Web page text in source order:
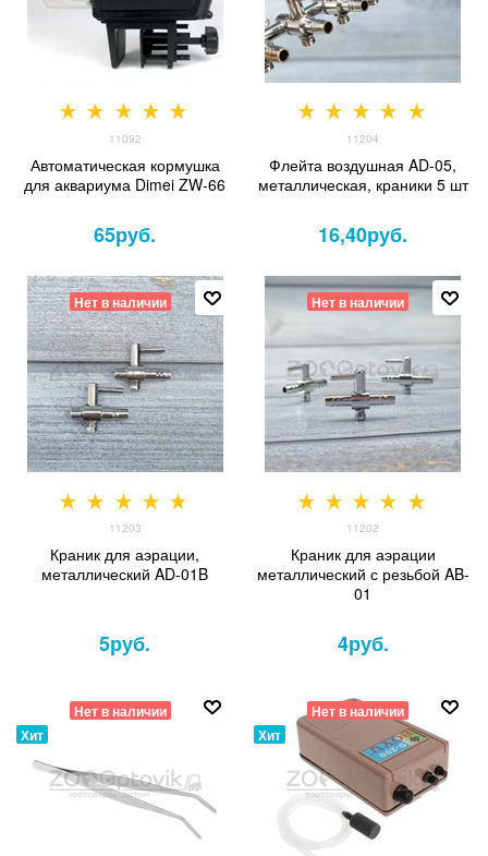
11092
Автоматическая кормушка
для аквариума Dimei ZW-66
65руб.
11204
Флейта воздушная AD-05,
металлическая, краники 5 шт
16,40руб.
Нет в наличии
11203
Краник для аэрации,
металлический AD-01B
5руб.
Нет в наличии
11202
Краник для аэрации
металлический с резьбой AB-
01
4руб.
Нет в наличии
Хит
Нет в наличии
Хит